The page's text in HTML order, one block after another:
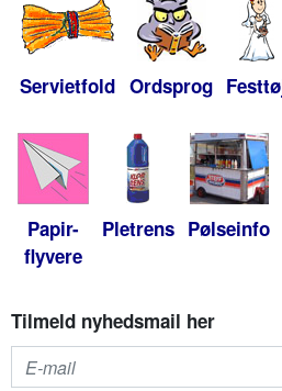
Servietfold Ordsprog
Papir-
flyvere
Pletrens Pølseinfo
Tilmeld nyhedsmail her